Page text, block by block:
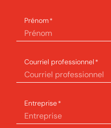
Prénom*
Courriel professionnel *
Entreprise*